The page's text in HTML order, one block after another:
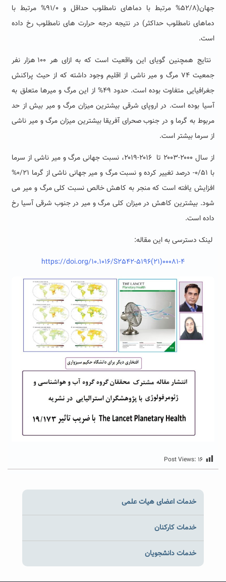
جهان(۵۲/۸% مرتبط با دماهای نامطلوب حداقل و ۹۱/۰% مرتبط با
دماهای نامطلوب حداکثر) در نتیجه درجه حرارت های نامطلوب رخ داده
است.
نتایج همچنین گویای این واقعیت است که به ازای هر ۱۰۰ هزار نفر
جمعیت ۷۴ مرگ و میر ناشی از اقلیم وجود داشته که از حیث پراکنش
جغرافیایی متفاوت بوده است. حدود ۴۹% از این مرگ و میرها متعلق به
آسیا بوده است. در اروپای شرقی بیشترین میزان مرگ و میر بیش از حد
مربوط به گرما و در جنوب صحرای آفریقا بیشترین میزان مرگ و میر ناشی
از سرما بیشتر است.
از سال ۲۰۰۰-۲۰۰۳ تا ۲۰۱۶-۲۰۱۹، نسبت جهانی مرگ و میر ناشی از سرما
با ۰/۵۱- درصد تغییر کرده و نسبت مرگ و میر جهانی ناشی از گرما ۰/۲۱%
افزایش یافته است که منجر به کاهش خالص نسبت کلی مرگ و میر می
شود. بیشترین کاهش در میزان کلی مرگ و میر در جنوب شرقی آسیا رخ
داده است.
لینک دسترسی به این مقاله:
https://doi.org/10.1016/S2542-5196(21)00081-4
Post Views: ۱۶
خدمات اعضای هیات علمی
خدمات کارکنان
خدمات دانشجویان